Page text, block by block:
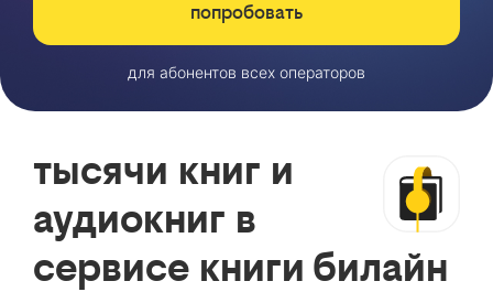
попробовать
для абонентов всех операторов
тысячи книг и
аудиокниг в
сервисе книги билайн